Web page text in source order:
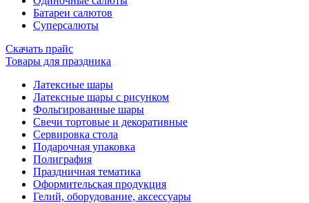
Батареи салютов
Суперсалюты
Скачать прайс
Товары для праздника
Латексные шары
Латексные шары с рисунком
Фольгированные шары
Свечи тортовые и декоративные
Сервировка стола
Подарочная упаковка
Полиграфия
Праздничная тематика
Оформительская продукция
Гелий, оборудование, аксессуары